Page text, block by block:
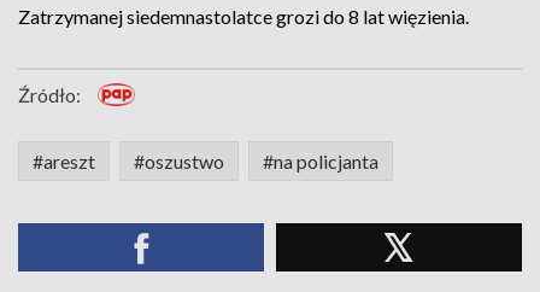
Zatrzymanej siedemnastolatce grozi do 8 lat więzienia.
Źródło:
#areszt #oszustwo #na policjanta